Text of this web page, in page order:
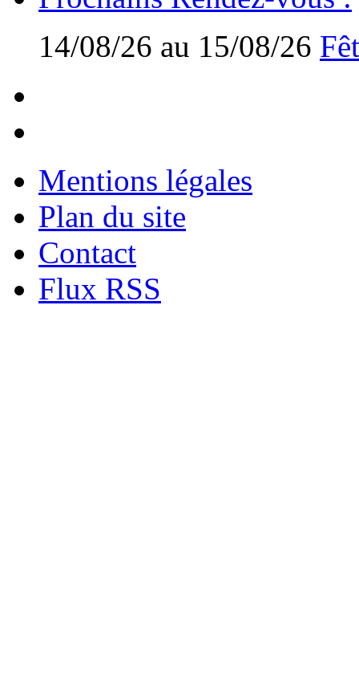
14/08/26 au 15/08/26
Mentions légales
Plan du site
Contact
Flux RSS